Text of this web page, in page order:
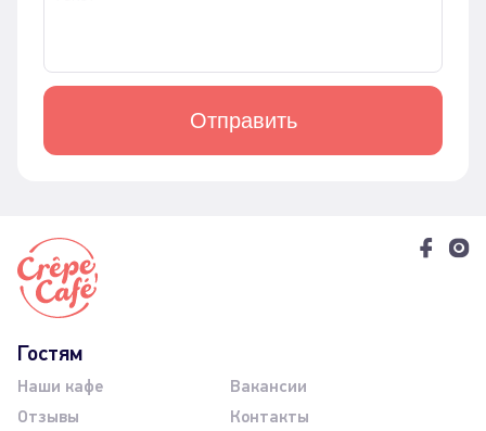
Отправить
Гостям
Наши кафе
Вакансии
Отзывы
Контакты